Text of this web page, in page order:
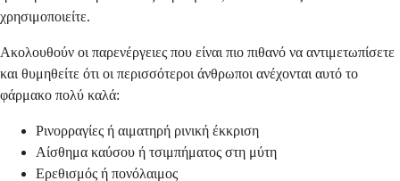
χρησιμοποιείτε.
Ακολουθούν οι παρενέργειες που είναι πιο πιθανό να αντιμετωπίσετε
και θυμηθείτε ότι οι περισσότεροι άνθρωποι ανέχονται αυτό το
φάρμακο πολύ καλά:
Ρινορραγίες ή αιματηρή ρινική έκκριση
Αίσθημα καύσου ή τσιμπήματος στη μύτη
Ερεθισμός ή πονόλαιμος